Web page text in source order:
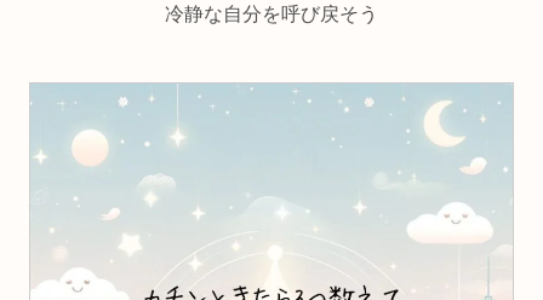
冷静な自分を呼び戻そう